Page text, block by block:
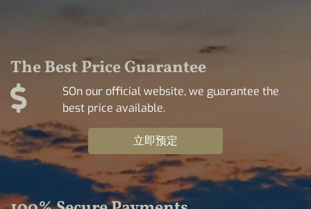
The Best Price Guarantee
SOn our official website, we guarantee the
best price available.
立即预定